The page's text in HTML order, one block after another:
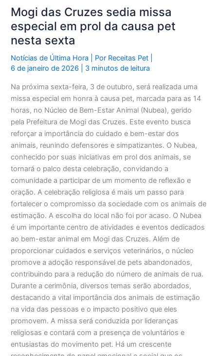
no
Nubea
às
14h
Mogi das Cruzes sedia missa
especial em prol da causa pet
nesta sexta
Notícias de Última Hora | Por Receitas Pet
6 de janeiro de 2026
3 minutos de leitura
Na próxima sexta-feira, 3 de outubro, será realizada uma
missa especial em honra à causa pet, marcada para as 14
horas, no Núcleo de Bem-Estar Animal (Nubea), gerido
pela Prefeitura de Mogi das Cruzes. Este evento busca
reforçar a importância do cuidado e bem-estar dos
animais, reunindo defensores e simpatizantes. O Nubea,
conhecido por suas iniciativas em prol dos animais, se
tornará o palco desta celebração, convidando a
comunidade a participar de um momento de reflexão e
oração. A celebração religiosa é mais um passo para
fortalecer o compromisso da sociedade com os animais de
estimação. A escolha do local não foi por acaso. O Nubea
é um importante centro de atividades e eventos dedicados
ao bem-estar animal em Mogi das Cruzes. Além de
proporcionar cuidados e serviços veterinários, o núcleo
promove a adoção responsável de pets abandonados,
contribuindo para a redução do número de animais de rua.
Durante a cerimônia, diversos temas serão abordados,
destacando a vital importância dos animais de estimação
na vida das pessoas e o impacto positivo que eles
promovem. A missa será conduzida por lideranças
religiosas e contará com a presença de voluntários e
entusiastas do movimento pet. Há um crescente